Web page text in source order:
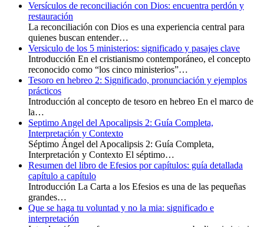
Versículos de reconciliación con Dios: encuentra perdón y
restauración
La reconciliación con Dios es una experiencia central para
quienes buscan entender…
Versiculo de los 5 ministerios: significado y pasajes clave
Introducción En el cristianismo contemporáneo, el concepto
reconocido como “los cinco ministerios”…
Tesoro en hebreo 2: Significado, pronunciación y ejemplos
prácticos
Introducción al concepto de tesoro en hebreo En el marco de
la…
Septimo Angel del Apocalipsis 2: Guía Completa,
Interpretación y Contexto
Séptimo Ángel del Apocalipsis 2: Guía Completa,
Interpretación y Contexto El séptimo…
Resumen del libro de Efesios por capítulos: guía detallada
capítulo a capítulo
Introducción La Carta a los Efesios es una de las pequeñas
grandes…
Que se haga tu voluntad y no la mia: significado e
interpretación